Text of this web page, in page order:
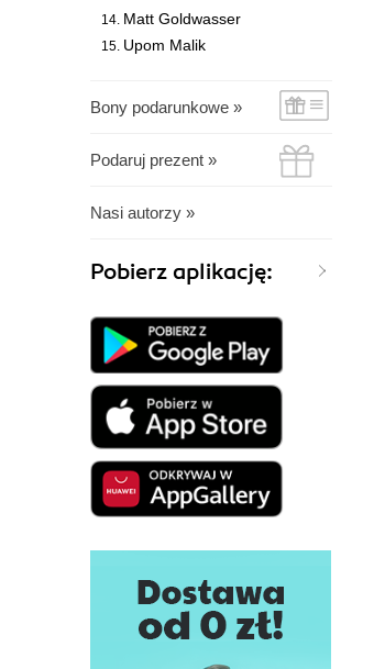
Matt Goldwasser
Upom Malik
Bony podarunkowe »
Podaruj prezent »
Nasi autorzy »
Pobierz aplikację: